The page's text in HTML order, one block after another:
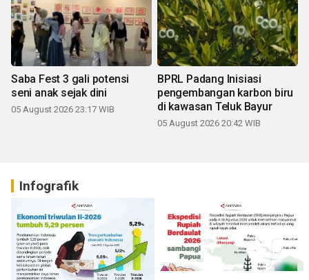
Saba Fest 3 gali potensi
seni anak sejak dini
05 August 2026 23:17 WIB
BPRL Padang Inisiasi
pengembangan karbon biru
di kawasan Teluk Bayur
05 August 2026 20:42 WIB
Infografik